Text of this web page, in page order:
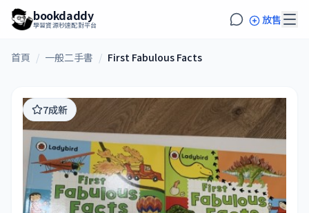
bookdaddy
學習資源秒速配對平台 放售
首頁 / 一般二手書 / First Fabulous Facts
7成新